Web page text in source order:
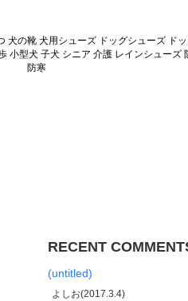
の靴 犬用シューズ ドッグシューズ ド
小型犬 子犬 シニア 介護 レインシューズ
防寒
RECENT
(untitled)
よしお(2017.3.4)